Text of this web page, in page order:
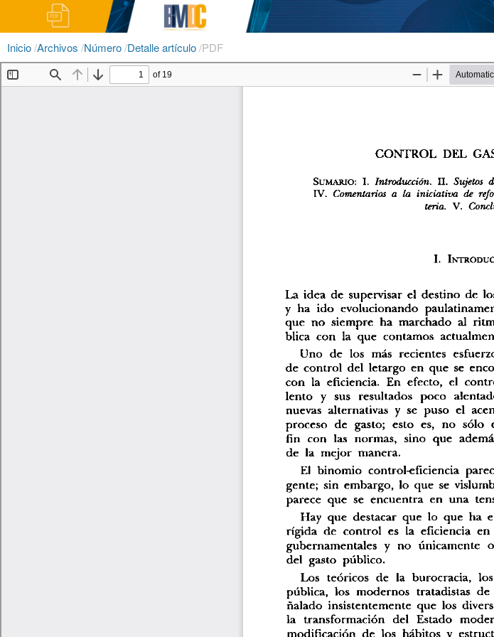
Inicio/Archivos /Número/Detalle artículo/PDF